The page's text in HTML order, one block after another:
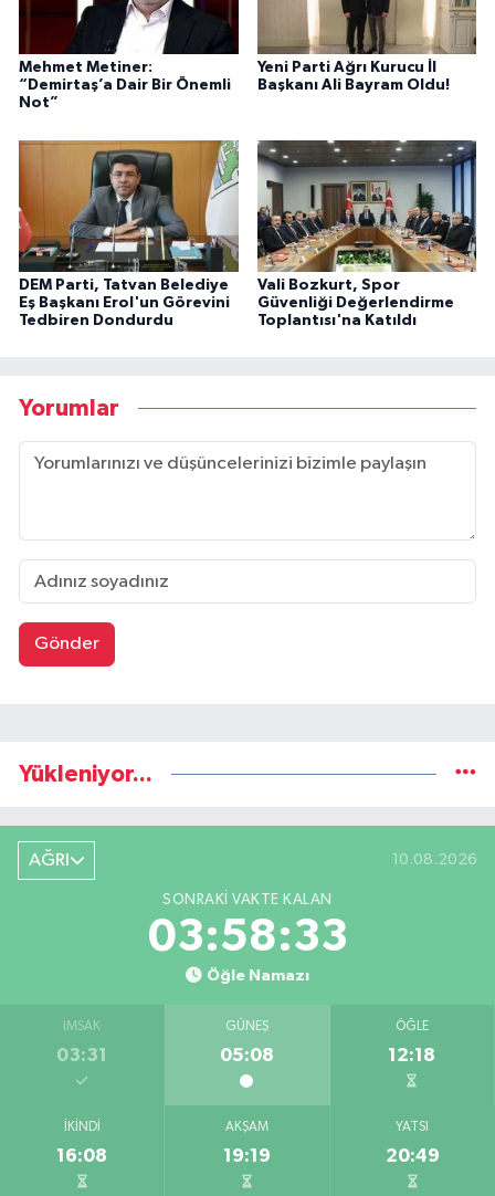
Mehmet Metiner:
“Demirtaş’a Dair Bir Önemli
Not”
Yeni Parti Ağrı Kurucu İl
Başkanı Ali Bayram Oldu!
DEM Parti, Tatvan Belediye
Eş Başkanı Erol'un Görevini
Tedbiren Dondurdu
Vali Bozkurt, Spor
Güvenliği Değerlendirme
Toplantısı'na Katıldı
Yorumlar
Gönder
Yükleniyor...
AĞRI 10.08.2026
SONRAKI VAKTE KALAN
03:58:32
Öğle Namazı
İMSAK
03:31
GÜNEŞ
05:08
ÖĞLE
12:18
İKINDI
16:08
AKŞAM
19:19
YATSI
20:49